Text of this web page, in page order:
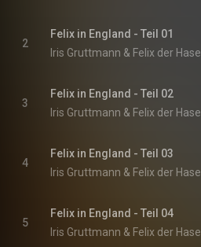
2
Felix in England - Teil 01
Iris Gruttmann & Felix der Hase
3
Felix in England - Teil 02
Iris Gruttmann & Felix der Hase
4
Felix in England - Teil 03
Iris Gruttmann & Felix der Hase
5
Felix in England - Teil 04
Iris Gruttmann & Felix der Hase